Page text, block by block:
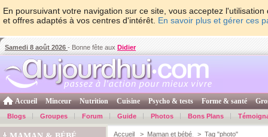
En poursuivant votre navigation sur ce site, vous acceptez
et offres adaptés à vos centres d'intérêt. En savoir plus et gérer ces
Samedi 8 août 2026 - Bonne fête aux Didier
Accueil Minceur Nutrition Cuisine Psycho & tests Forme & santé
Blogs Groupes Forum Guide Photos Bons Plans
Accueil > Maman et bébé > Tag "photo"